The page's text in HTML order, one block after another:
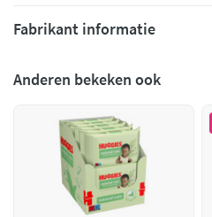
Fabrikant informatie
Anderen bekeken ook